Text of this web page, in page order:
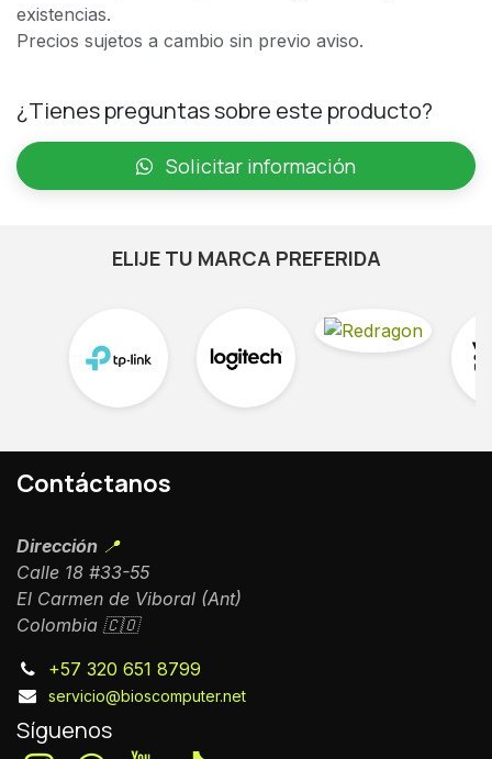
existencias.
Precios sujetos a cambio sin previo aviso.
¿Tienes preguntas sobre este producto?
Solicitar información
ELIJE TU MARCA PREFERIDA
Contáctanos
Dirección 📍
Calle 18 #33-55
El Carmen de Viboral (Ant)
Colombia 🇨🇴
+57 320 651 8799
servicio@bioscomputer.net
Síguenos